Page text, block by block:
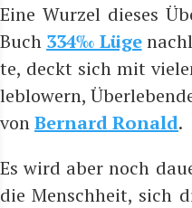
Eine Wur­zel die­ses
Buch 334‰ Lüge
te, deckt sich mit
le­b­lo­wern,
vonBer­nard Ronald.
Es wird aber noch
die Mensch­heit, sich